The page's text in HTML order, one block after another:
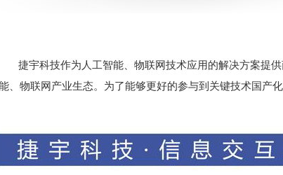
捷宇科技作为人工智能、物联网技术应用的解决方案提
、物联网产业生态。为了能够更好的参与到关键技术国产